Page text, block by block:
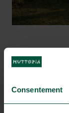
Consentement
UIT BIJ